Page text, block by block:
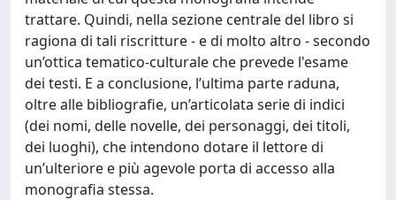
trattare. Quindi, nella sezione centrale del libro si
ragiona di tali riscritture - e di molto altro - secondo
un’ottica tematico-culturale che prevede l'esame
dei testi. E a conclusione, l’ultima parte raduna,
oltre alle bibliografie, un’articolata serie di indici
(dei nomi, delle novelle, dei personaggi, dei titoli,
dei luoghi), che intendono dotare il lettore di
un’ulteriore e più agevole porta di accesso alla
monografia stessa.